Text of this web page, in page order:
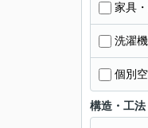
家具
洗濯
個別
構造・工法